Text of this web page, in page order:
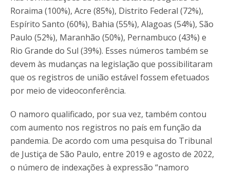
Roraima (100%), Acre (85%), Distrito Federal (72%),
Espírito Santo (60%), Bahia (55%), Alagoas (54%), São
Paulo (52%), Maranhão (50%), Pernambuco (43%) e
Rio Grande do Sul (39%). Esses números também se
devem às mudanças na legislação que possibilitaram
que os registros de união estável fossem efetuados
por meio de videoconferência.
O namoro qualificado, por sua vez, também contou
com aumento nos registros no país em função da
pandemia. De acordo com uma pesquisa do Tribunal
de Justiça de São Paulo, entre 2019 e agosto de 2022,
o número de indexações à expressão “namoro